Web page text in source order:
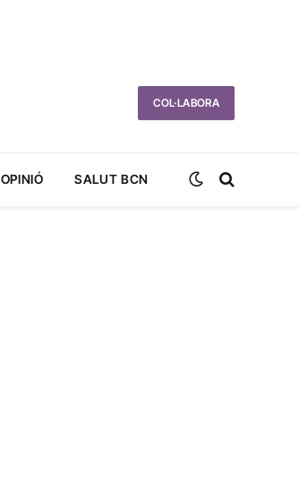
COL·LABORA
OPINIÓ SALUT BCN